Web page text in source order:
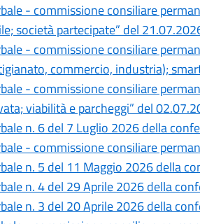
- commissione consiliare
società partecipate” del
- commissione consiliare
commercio, industria);
- commissione consiliare
viabilità e parcheggi” del
n. 6 del 7 Luglio 2026 della
- commissione consiliare
n. 5 del 11 Maggio 2026 della
n. 4 del 29 Aprile 2026 della
n. 3 del 20 Aprile 2026 della